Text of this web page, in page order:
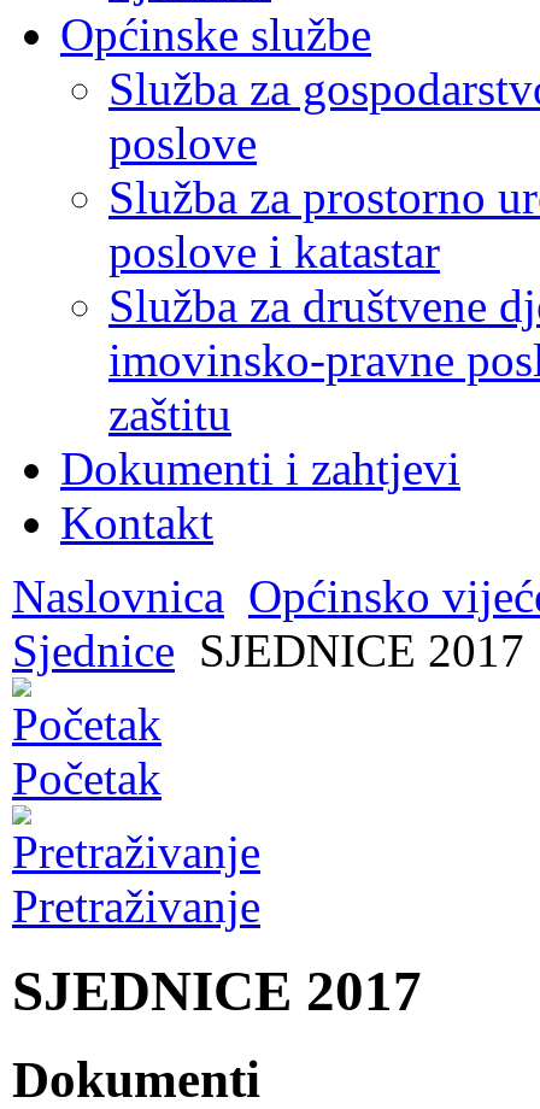
Općinske službe
Služba za
poslove
Služba za prostorno
poslove i katastar
Služba za društvene
imovinsko-pravne
zaštitu
Dokumenti i zahtjevi
Kontakt
Naslovnica Općinsko
Sjednice SJEDNICE 2017
Početak
Pretraživanje
SJEDNICE 2017
Dokumenti